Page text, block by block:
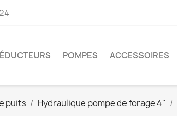
POMPES ACCESSOIRES
puits Hydraulique pompe de forage 4"